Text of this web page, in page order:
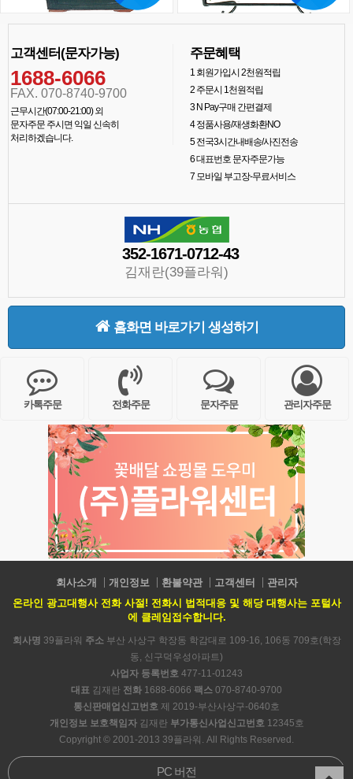
고객센터(문자가능)
1688-6066
FAX. 070-8740-9700
근무시간(07:00-21:00) 외
문자주문 주시면 익일 신속히
처리하겠습니다.
주문혜택
1회원가입시 2천원적립
2주문시 1천원적립
3N Pay구매 간편결제
4정품사용/재생화환NO
5전국3시간내배송/사진전송
6대표번호 문자주문가능
7모바일 부고장-무료서비스
352-1671-0712-43
김재란(39플라워)
홈화면 바로가기 생성하기
카톡주문 전화주문 문자주문 관리자주문
회사소개 개인정보 환불약관 고객센터
관리자
온라인 광고대행사 전화 사절! 전화시 법적대응 및 해당 대행사는 포털사
에 클레임접수합니다.
회사명 39플라워 주소부산 사상구 학장동 학감대로 109-16, 106동 709호(학장
동, 신구덕우성아파트)
사업자 등록번호 477-11-01243
대표 김재란 전화 1688-6066 팩스 070-8740-9700
통신판매업신고번호 제 2019-부산사상구-0640호
개인정보 보호책임자김재란 부가통신사업신고번호12345호
Copyright © 2001-2013 39플라워. All Rights Reserved.
PC 버전